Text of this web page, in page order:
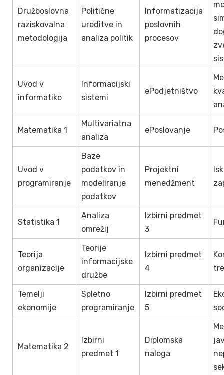
Družboslovna
raziskovalna
metodologija
Politične
ureditve in
analiza politik
Informatizacija
poslovnih
procesov
Uvod v
informatiko
Informacijski
sistemi
ePodjetništvo
Matematika 1
Multivariatna
analiza
ePoslovanje
Uvod v
programiranje
Baze
podatkov in
modeliranje
podatkov
Projektni
menedžment
Statistika 1
Analiza
omrežij
Izbirni predmet
3
Teorija
organizacije
Teorije
informacijske
družbe
Izbirni predmet
4
Temelji
ekonomije
Spletno
programiranje
Izbirni predmet
5
Matematika 2
Izbirni
predmet 1
Diplomska
naloga